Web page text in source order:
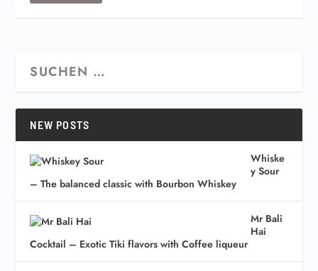
NEW POSTS
Whiske
y Sour
– The balanced classic with Bourbon Whiskey
Mr Bali
Hai
Cocktail – Exotic Tiki flavors with Coffee liqueur